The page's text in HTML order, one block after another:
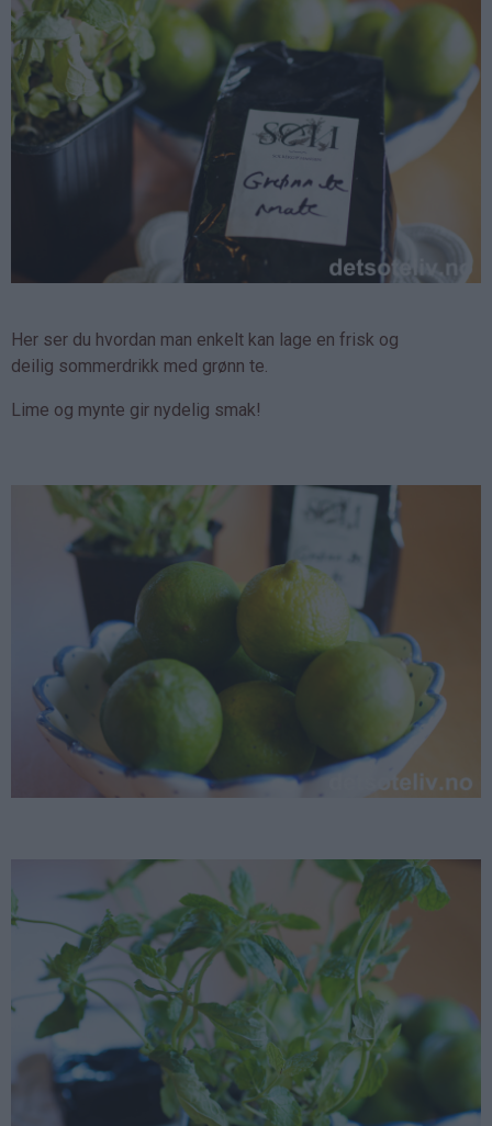
Her ser du hvordan man enkelt kan lage en frisk og
deilig sommerdrikk med grønn te.
Lime og mynte gir nydelig smak!